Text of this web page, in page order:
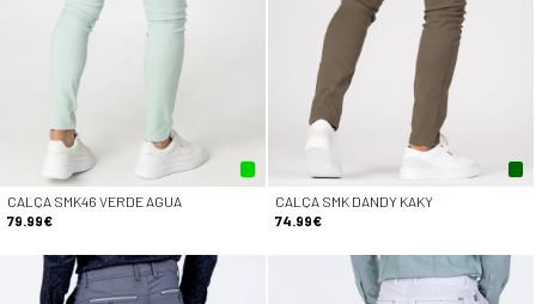
CALÇA SMK46 VERDE AGUA
79.99€
CALÇA SMK DANDY KAKY
74.99€